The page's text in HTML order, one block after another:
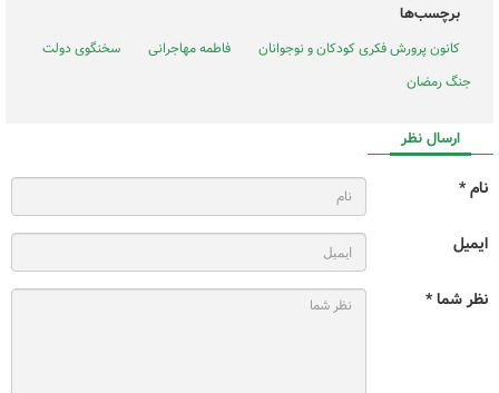
برچسب‌ها
کانون پرورش فکری کودکان و نوجوانان فاطمه مهاجرانی
سخنگوی دولت
جنگ رمضان
ارسال نظر
نام *
ایمیل
نظر شما *